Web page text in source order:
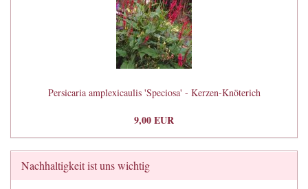
Persicaria amplexicaulis 'Speciosa' - Kerzen-Knöterich
9,00 EUR
Nachhaltigkeit ist uns wichtig